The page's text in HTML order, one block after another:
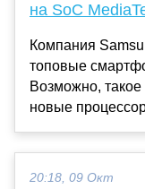
на SoC
Компания
топовые
Возможно,
новые
20:18, 09 Окт